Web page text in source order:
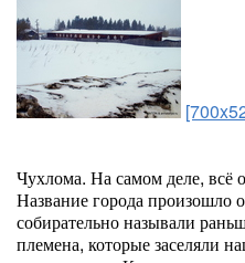
Чухлома. На самом деле, всё
Название города произошло
собирательно называли
племена, которые заселяли